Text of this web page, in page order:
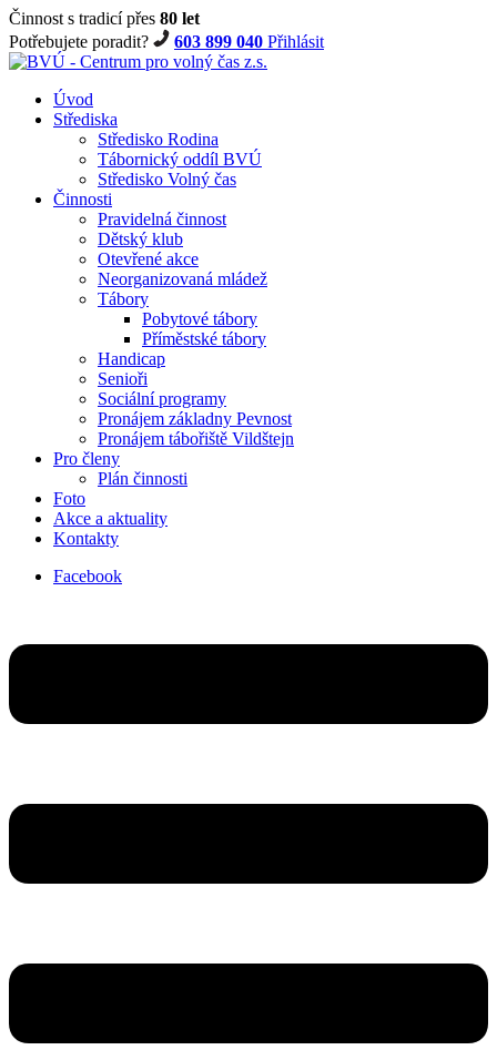
Činnost s tradicí přes 80 let
Potřebujete poradit?
603 899 040 Přihlásit
Úvod
Střediska
Středisko Rodina
Tábornický oddíl BVÚ
Středisko Volný čas
Činnosti
Pravidelná činnost
Dětský klub
Otevřené akce
Neorganizovaná mládež
Tábory
Pobytové tábory
Příměstské tábory
Handicap
Senioři
Sociální programy
Pronájem základny Pevnost
Pronájem tábořiště Vildštejn
Pro členy
Plán činnosti
Foto
Akce a aktuality
Kontakty
Facebook